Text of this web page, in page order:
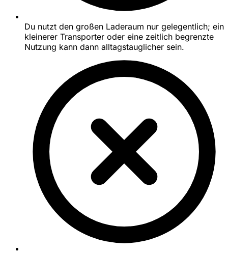
Du nutzt den großen Laderaum nur gelegentlich; ein
kleinerer Transporter oder eine zeitlich begrenzte
Nutzung kann dann alltagstauglicher sein.